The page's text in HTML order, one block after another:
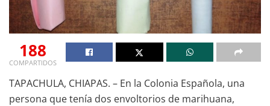
188
COMPARTIDOS
TAPACHULA, CHIAPAS. – En la Colonia Española, una
persona que tenía dos envoltorios de marihuana,